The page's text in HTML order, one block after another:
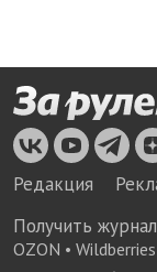
Редакция
Получить
OZON • Wildberries